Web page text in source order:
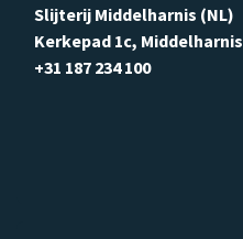
Slijterij Middelharnis (NL)
Kerkepad 1c, Middelharnis
+31 187 234 100